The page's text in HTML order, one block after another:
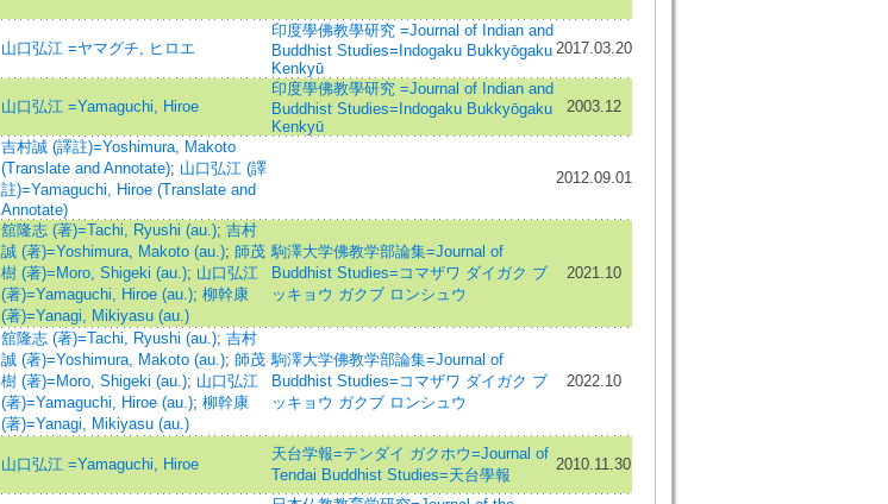
山口弘江 =ヤマグチ, ヒロエ
印度學佛教學研究 =Journal of Indian and
Buddhist Studies=Indogaku Bukkyōgaku
Kenkyū
2017.03.20
山口弘江 =Yamaguchi, Hiroe
印度學佛教學研究 =Journal of Indian and
Buddhist Studies=Indogaku Bukkyōgaku
Kenkyū
2003.12
吉村誠 (譯註)=Yoshimura, Makoto
(Translate and Annotate); 山口弘江 (譯
註)=Yamaguchi, Hiroe (Translate and
Annotate)
2012.09.01
舘隆志 (著)=Tachi, Ryushi (au.); 吉村
誠 (著)=Yoshimura, Makoto (au.); 師茂
樹 (著)=Moro, Shigeki (au.); 山口弘江
(著)=Yamaguchi, Hiroe (au.); 柳幹康
(著)=Yanagi, Mikiyasu (au.)
駒澤大学佛教学部論集=Journal of
Buddhist Studies=コマザワ ダイガク ブ
ッキョウ ガクブ ロンシュウ
2021.10
舘隆志 (著)=Tachi, Ryushi (au.); 吉村
誠 (著)=Yoshimura, Makoto (au.); 師茂
樹 (著)=Moro, Shigeki (au.); 山口弘江
(著)=Yamaguchi, Hiroe (au.); 柳幹康
(著)=Yanagi, Mikiyasu (au.)
駒澤大学佛教学部論集=Journal of
Buddhist Studies=コマザワ ダイガク ブ
ッキョウ ガクブ ロンシュウ
2022.10
山口弘江 =Yamaguchi, Hiroe
天台学報=テンダイ ガクホウ=Journal of
Tendai Buddhist Studies=天台學報
2010.11.30